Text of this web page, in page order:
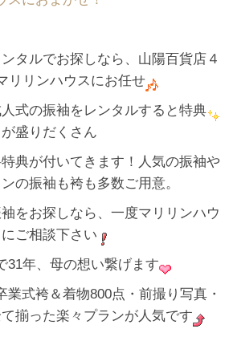
タルでお探しなら、山陽百貨店４
リリンハウスにお任せ
式の振袖をレンタルすると特典
が盛りだくさん
典が付いてきます！人気の振袖や
の振袖も袴も多数ご用意。
をお探しなら、一度マリリンハウ
ご相談下さい
31年、母の想い繋げます
業式袴＆着物800点・前撮り写真・
揃った楽々プランが人気です